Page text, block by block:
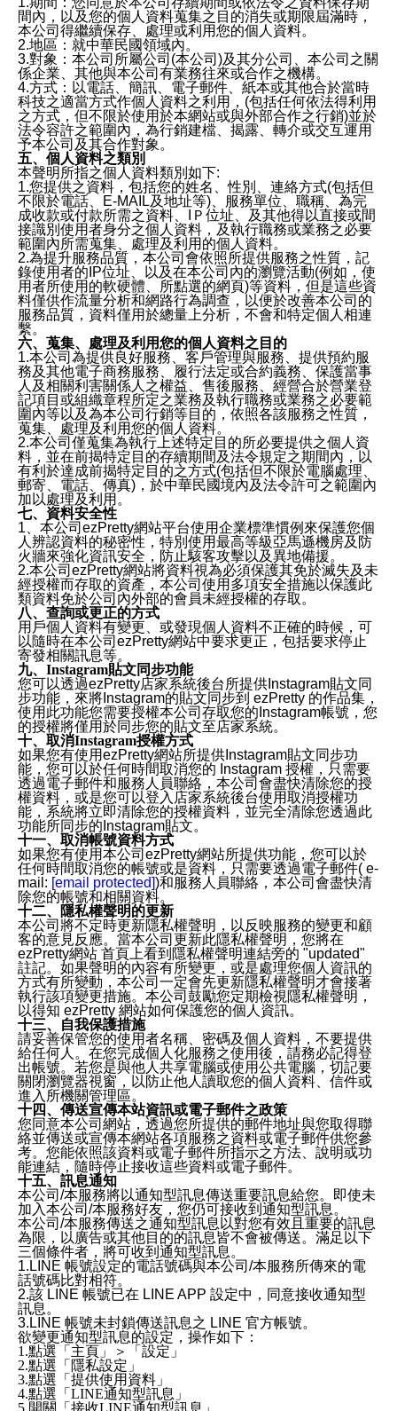
間內，以及您的個人資料蒐集之目的消失或期限屆滿時，
本公司得繼續保存、處理或利用您的個人資料。
2.地區：就中華民國領域內。
3.對象：本公司所屬公司(本公司)及其分公司、本公司之關
係企業、其他與本公司有業務往來或合作之機構。
4.方式：以電話、簡訊、電子郵件、紙本或其他合於當時
科技之適當方式作個人資料之利用，(包括任何依法得利用
之方式，但不限於使用於本網站或與外部合作之行銷)並於
法令容許之範圍內，為行銷建檔、揭露、轉介或交互運用
予本公司及其合作對象。
五、個人資料之類別
本聲明所指之個人資料類別如下:
1.您提供之資料，包括您的姓名、性別、連絡方式(包括但
不限於電話、E-MAIL及地址等)、服務單位、職稱、為完
成收款或付款所需之資料、IＰ位址、及其他得以直接或間
接識別使用者身分之個人資料，及執行職務或業務之必要
範圍內所需蒐集、處理及利用的個人資料。
2.為提升服務品質，本公司會依照所提供服務之性質，記
錄使用者的IP位址、以及在本公司內的瀏覽活動(例如，使
用者所使用的軟硬體、所點選的網頁)等資料，但是這些資
料僅供作流量分析和網路行為調查，以便於改善本公司的
服務品質，資料僅用於總量上分析，不會和特定個人相連
繫。
六、蒐集、處理及利用您的個人資料之目的
1.本公司為提供良好服務、客戶管理與服務、提供預約服
務及其他電子商務服務、履行法定或合約義務、保護當事
人及相關利害關係人之權益、售後服務、經營合於營業登
記項目或組織章程所定之業務及執行職務或業務之必要範
圍內等以及為本公司行銷等目的，依照各該服務之性質，
蒐集、處理及利用您的個人資料。
2.本公司僅蒐集為執行上述特定目的所必要提供之個人資
料，並在前揭特定目的存續期間及法令規定之期間內，以
有利於達成前揭特定目的之方式(包括但不限於電腦處理、
郵寄、電話、傳真)，於中華民國境內及法令許可之範圍內
加以處理及利用。
七、資料安全性
1、本公司ezPretty網站平台使用企業標準慣例來保護您個
人辨認資料的秘密性，特別使用最高等級亞馬遜機房及防
火牆來強化資訊安全，防止駭客攻擊以及異地備援。
2.本公司ezPretty網站將資料視為必須保護其免於滅失及未
經授權而存取的資產，本公司使用多項安全措施以保護此
類資料免於公司內外部的會員未經授權的存取。
八、查詢或更正的方式
用戶個人資料有變更、或發現個人資料不正確的時候，可
以隨時在本公司ezPretty網站中要求更正，包括要求停止
寄發相關訊息等。
九、Instagram貼文同步功能
您可以透過ezPretty店家系統後台所提供Instagram貼文同
步功能，來將Instagram的貼文同步到 ezPretty 的作品集，
使用此功能您需要授權本公司存取您的Instagram帳號，您
的授權將僅用於同步您的貼文至店家系統。
十、取消Instagram授權方式
如果您有使用ezPretty網站所提供Instagram貼文同步功
能，您可以於任何時間取消您的 Instagram 授權，只需要
透過電子郵件和服務人員聯絡，本公司會盡快清除您的授
權資料，或是您可以登入店家系統後台使用取消授權功
能，系統將立即清除您的授權資料，並完全清除您透過此
功能所同步的Instagram貼文。
十一、取消帳號資料方式
如果您有使用本公司ezPretty網站所提供功能，您可以於
任何時間取消您的帳號或是資料，只需要透過電子郵件( e-
mail: [email protected])和服務人員聯絡，本公司會盡快清
除您的帳號和相關資料。
十二、隱私權聲明的更新
本公司將不定時更新隱私權聲明，以反映服務的變更和顧
客的意見反應。當本公司更新此隱私權聲明，您將在
ezPretty網站 首頁上看到隱私權聲明連結旁的 "updated"
註記。如果聲明的內容有所變更，或是處理您個人資訊的
方式有所變動，本公司一定會先更新隱私權聲明才會接著
執行該項變更措施。本公司鼓勵您定期檢視隱私權聲明，
以得知 ezPretty 網站如何保護您的個人資訊。
十三、自我保護措施
請妥善保管您的使用者名稱、密碼及個人資料，不要提供
給任何人。在您完成個人化服務之使用後，請務必記得登
出帳號。若您是與他人共享電腦或使用公共電腦，切記要
關閉瀏覽器視窗，以防止他人讀取您的個人資料、信件或
進入所機關管理區。
十四、傳送宣傳本站資訊或電子郵件之政策
您同意本公司網站，透過您所提供的郵件地址與您取得聯
絡並傳送或宣傳本網站各項服務之資料或電子郵件供您參
考。您能依照該資料或電子郵件所指示之方法、說明或功
能連結，隨時停止接收這些資料或電子郵件。
十五、訊息通知
本公司/本服務將以通知型訊息傳送重要訊息給您。即使未
加入本公司/本服務好友，您仍可接收到通知型訊息。
本公司/本服務傳送之通知型訊息以對您有效且重要的訊息
為限，以廣告或其他目的的訊息皆不會被傳送。滿足以下
三個條件者，將可收到通知型訊息。
1.LINE 帳號設定的電話號碼與本公司/本服務所傳來的電
話號碼比對相符。
2.該 LINE 帳號已在 LINE APP 設定中，同意接收通知型
訊息。
3.LINE 帳號未封鎖傳送訊息之 LINE 官方帳號。
欲變更通知型訊息的設定，操作如下：
1.點選「主頁」＞「設定」
2.點選「隱私設定」
3.點選「提供使用資料」
4.點選「LINE通知型訊息」
5.開關「接收LINE通知型訊息」